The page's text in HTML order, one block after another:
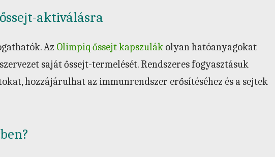
aktiválásra
Az Olimpiq őssejt kapszulák olyan hatóanyagokat
saját őssejt-termelését. Rendszeres fogyasztásuk
hozzájárulhat az immunrendszer erősítéséhez és a sejtek